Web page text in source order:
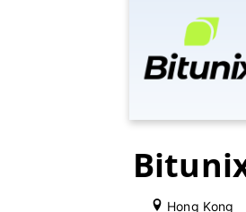
Hong Kong